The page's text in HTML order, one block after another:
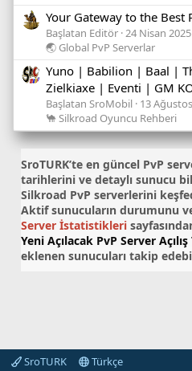
Your Gateway to the Best
Başlatan Editör 24 Nisan 2025
🌏 Global PvP Serverlar
Yuno | Babilion | Baal |
Zielkiaxe | Eventi | GM
Başlatan SroMobil 13
🐪 Silkroad Oyuncu Rehberi
SroTURK’te en güncel PvP
tarihlerini ve detaylı sunucu
Silkroad PvP serverlerini
Aktif sunucuların durumunu
Server İstatistikleri
Yeni Açılacak PvP Server
eklenen sunucuları takip
SroTURK
Türkçe